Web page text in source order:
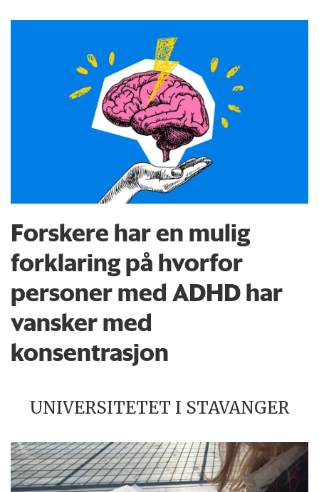
Forskere har en mulig
forklaring på hvorfor
personer med ADHD har
vansker med
konsentrasjon
UNIVERSITETET I STAVANGER